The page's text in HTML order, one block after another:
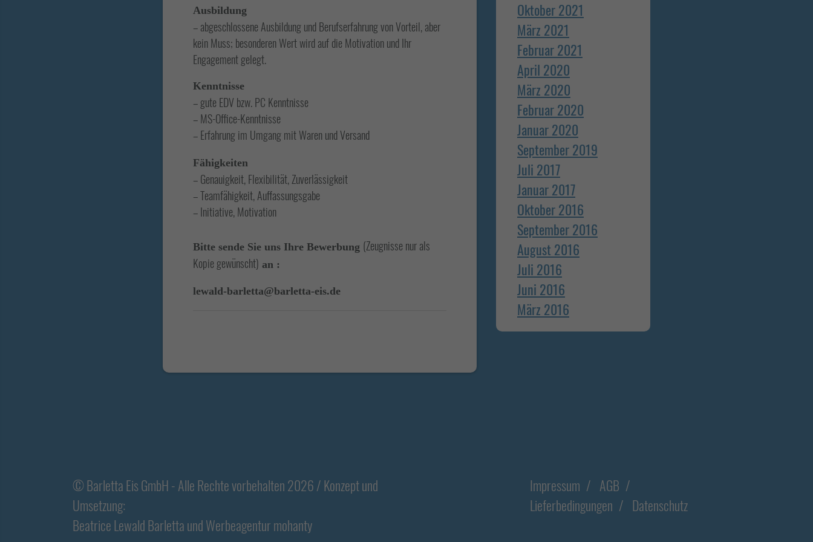
Ausbildung
– abgeschlossene Ausbildung und Berufserfahrung von Vorteil, aber
kein Muss; besonderen Wert wird auf die Motivation und Ihr
Engagement gelegt.
Kenntnisse
– gute EDV bzw. PC Kenntnisse
– MS-Office-Kenntnisse
– Erfahrung im Umgang mit Waren und Versand
Fähigkeiten
– Genauigkeit, Flexibilität, Zuverlässigkeit
– Teamfähigkeit, Auffassungsgabe
– Initiative, Motivation
Bitte sende Sie uns Ihre Bewerbung (Zeugnisse nur als
Kopie gewünscht) an :
lewald-barletta@barletta-eis.de
Oktober 2021
März 2021
Februar 2021
April 2020
März 2020
Februar 2020
Januar 2020
September 2019
Juli 2017
Januar 2017
Oktober 2016
September 2016
August 2016
Juli 2016
Juni 2016
März 2016
Impressum
AGB
Lieferbedingungen
Datenschutz
© Barletta Eis GmbH - Alle Rechte vorbehalten 2026 / Konzept und
Umsetzung:
Beatrice Lewald BarlettaundWerbeagenturmohanty